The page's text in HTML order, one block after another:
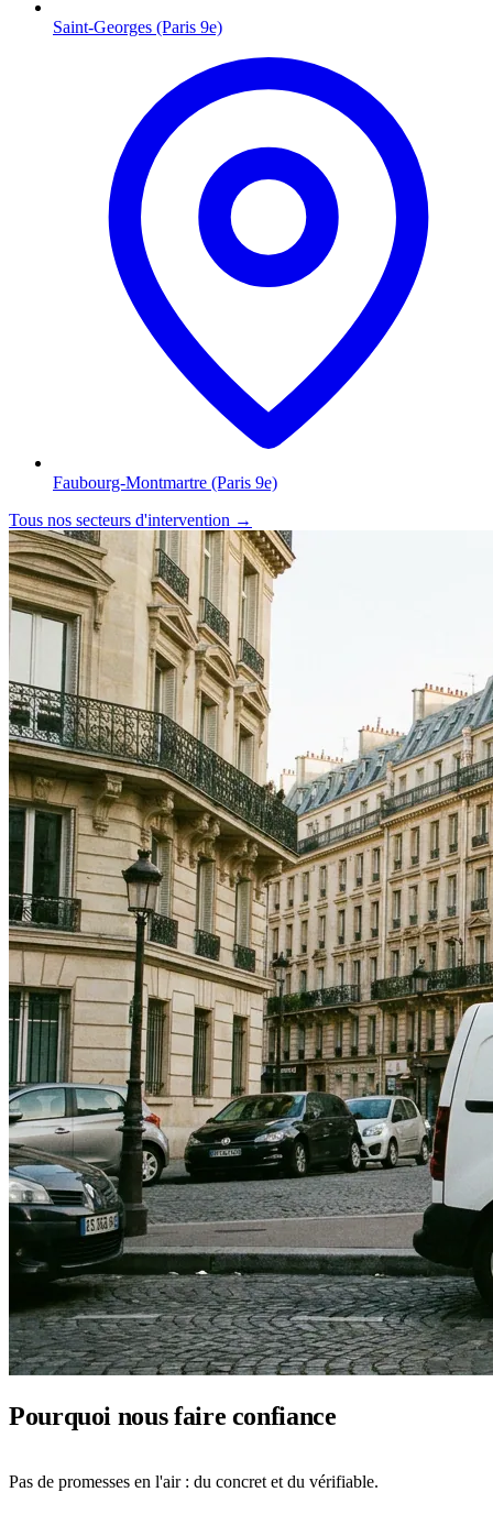
Saint-Georges (Paris 9e)
Faubourg-Montmartre (Paris 9e)
Tous nos secteurs d'intervention →
Pourquoi nous faire confiance
Pas de promesses en l'air : du concret et du vérifiable.